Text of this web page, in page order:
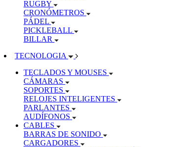
RUGBY
CRONÓMETROS
PÁDEL
PICKLEBALL
BILLAR
TECNOLOGIA
TECLADOS Y MOUSES
CÁMARAS
SOPORTES
RELOJES INTELIGENTES
PARLANTES
AUDÍFONOS
CABLES
BARRAS DE SONIDO
CARGADORES